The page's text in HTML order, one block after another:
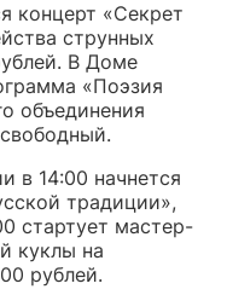
концерт «Секрет
струнных
В Доме
«Поэзия
объединения
в 14:00 начнется
традиции»,
стартует мастер-
куклы на
рублей.